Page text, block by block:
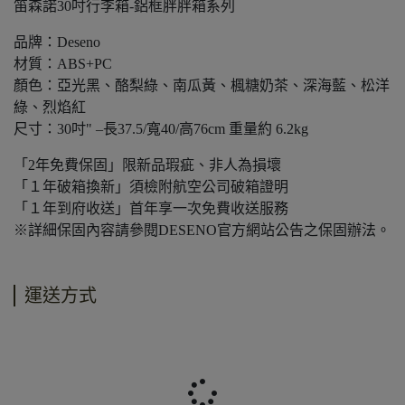
笛森諾30吋行李箱-鋁框胖胖箱系列
品牌：Deseno
材質：ABS+PC
顏色：亞光黑、酪梨綠、南瓜黃、楓糖奶茶、深海藍、松洋
綠、烈焰紅
尺寸：30吋" –長37.5/寬40/高76cm 重量約 6.2kg
「2年免費保固」限新品瑕疵、非人為損壞
「１年破箱換新」須檢附航空公司破箱證明
「１年到府收送」首年享一次免費收送服務
※詳細保固內容請參閱DESENO官方網站公告之保固辦法。
運送方式